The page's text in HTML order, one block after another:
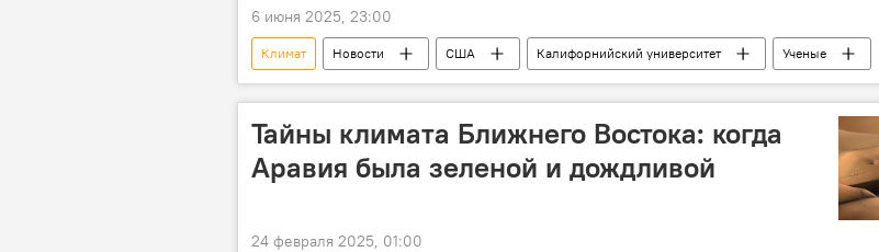
6 июня 2025, 23:00
Климат Новости США Калифорнийский университет
Ученые
Открытие
Земля Засуха Глобальное потепление
Влажность
Тайны климата Ближнего Востока: когда
Аравия была зеленой и дождливой
24 февраля 2025, 01:00